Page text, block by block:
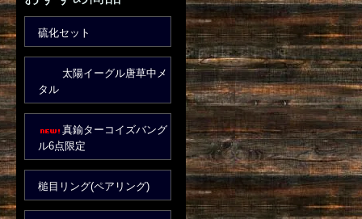
硫化セット
太陽イーグル唐草中メ
タル
真鍮ターコイズバング
ル6点限定
槌目リング(ペアリング)